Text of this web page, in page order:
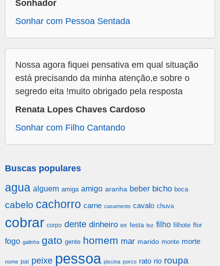
Sonhador
Sonhar com Pessoa Sentada
Nossa agora fiquei pensativa em qual situação
está precisando da minha atenção,e sobre o
segredo eita !muito obrigado pela resposta
Renata Lopes Chaves Cardoso
Sonhar com Filho Cantando
Buscas populares
agua alguem amiga amigo aranha beber bicho boca
cabelo cachorro carne casamento cavalo chuva
cobrar corpo dente dinheiro ex festa fez filho filhote flor
fogo galinha gato gente homem mar marido monte morte
nome pai peixe pessoa piscina porco rato rio roupa